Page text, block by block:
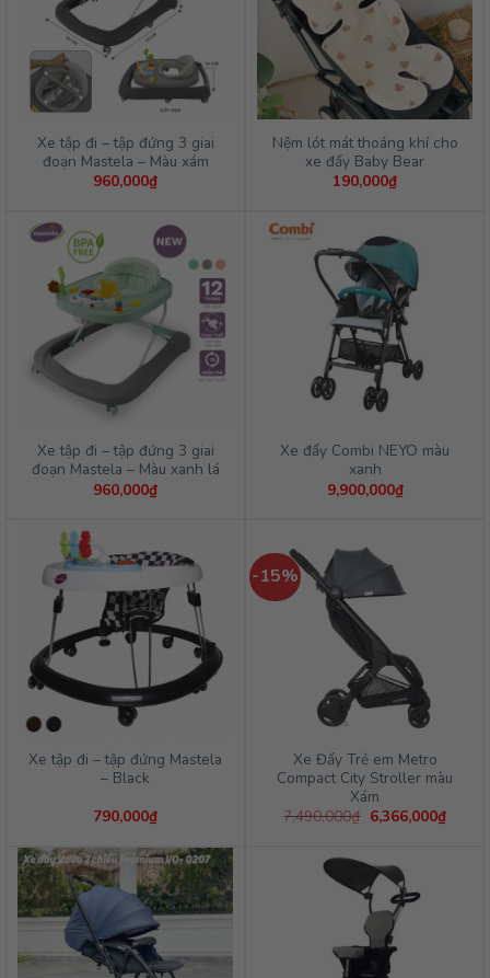
Xe tập đi – tập đứng 3 giai
đoạn Mastela – Màu xám
960,000₫
Nệm lót mát thoáng khí cho
xe đẩy Baby Bear
190,000₫
Xe tập đi – tập đứng 3 giai
đoạn Mastela – Màu xanh lá
960,000₫
Xe đẩy Combi NEYO màu
xanh
9,900,000₫
Xe tập đi – tập đứng Mastela
– Black
790,000₫
-15%
Xe Đẩy Trẻ em Metro
Compact City Stroller màu
Xám
7,490,000₫ Giá
gốc
6,366,000₫Giá
hiện